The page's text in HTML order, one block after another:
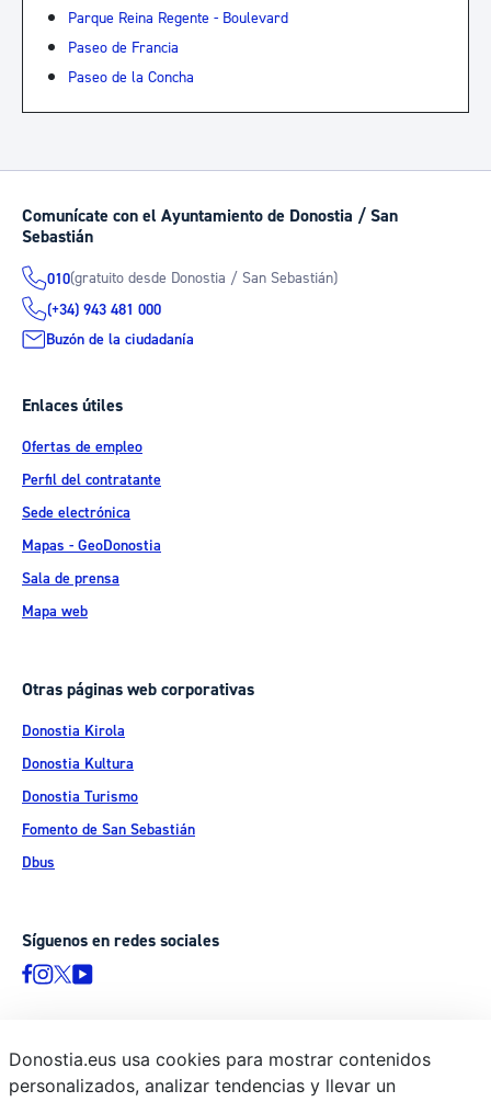
Parque Reina Regente - Boulevard
Paseo de Francia
Paseo de la Concha
Comunícate con el Ayuntamiento de Donostia / San
Sebastián
010(gratuito desde Donostia / San Sebastián)
(+34) 943 481 000
Buzón de la ciudadanía
Enlaces útiles
Ofertas de empleo
Perfil del contratante
Sede electrónica
Mapas - GeoDonostia
Sala de prensa
Mapa web
Otras páginas web corporativas
Donostia Kirola
Donostia Kultura
Donostia Turismo
Fomento de San Sebastián
Dbus
Síguenos en redes sociales
© Donostiako Udala - Ayuntamiento de Donostia / San Sebastián
Ijentea 1, 20003 Donostia / San Sebastián
Donostia.eus usa cookies para mostrar contenidos
personalizados, analizar tendencias y llevar un